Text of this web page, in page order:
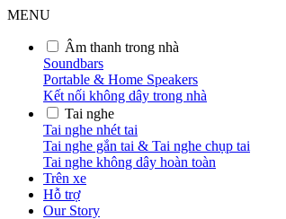
MENU
Âm thanh trong nhà
Soundbars
Portable & Home Speakers
Kết nối không dây trong nhà
Tai nghe
Tai nghe nhét tai
Tai nghe gắn tai & Tai nghe chụp tai
Tai nghe không dây hoàn toàn
Trên xe
Hỗ trợ
Our Story